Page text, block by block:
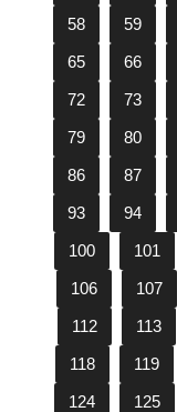
58
59
65
66
72
73
79
80
86
87
93
94
100
101
106
107
112
113
118
119
124
125